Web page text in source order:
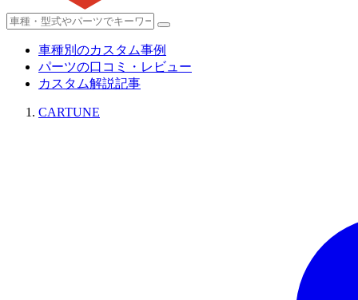
車種別のカスタム事例
パーツの口コミ・レビュー
カスタム解説記事
CARTUNE